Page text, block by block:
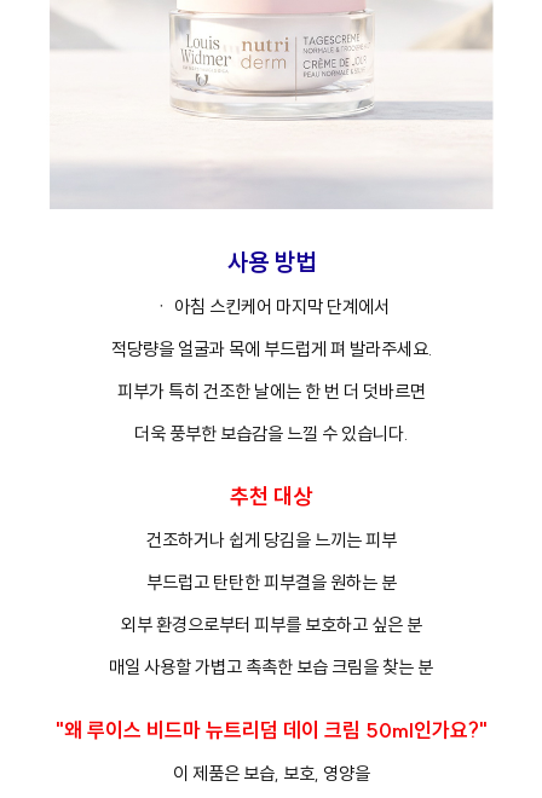
사용 방법
ㆍ 아침 스킨케어 마지막 단계에서
적당량을 얼굴과 목에 부드럽게 펴 발라주세요.
피부가 특히 건조한 날에는 한 번 더 덧바르면
더욱 풍부한 보습감을 느낄 수 있습니다.
추천 대상
건조하거나 쉽게 당김을 느끼는 피부
부드럽고 탄탄한 피부결을 원하는 분
외부 환경으로부터 피부를 보호하고 싶은 분
매일 사용할 가볍고 촉촉한 보습 크림을 찾는 분
"왜 루이스 비드마 뉴트리덤 데이 크림 50ml인가요?"
이 제품은 보습, 보호, 영양을